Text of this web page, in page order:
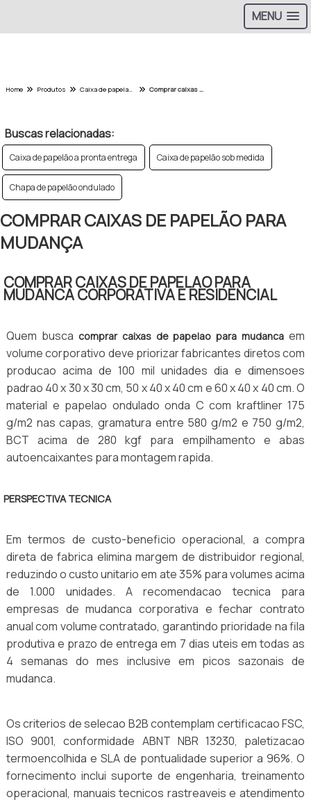
MENU
Home Produtos Caixa de papelao - Categoria Comprar caixas de papelão para mudança
Buscas relacionadas:
Caixa de papelão a pronta entrega Caixa de papelão sob medida
Chapa de papelão ondulado
COMPRAR CAIXAS DE PAPELÃO PARA
MUDANÇA
COMPRAR CAIXAS DE PAPELAO PARA
MUDANCA CORPORATIVA E RESIDENCIAL
Quem busca comprar caixas de papelao para mudanca em
volume corporativo deve priorizar fabricantes diretos com
producao acima de 100 mil unidades dia e dimensoes
padrao 40 x 30 x 30 cm, 50 x 40 x 40 cm e 60 x 40 x 40 cm. O
material e papelao ondulado onda C com kraftliner 175
g/m2 nas capas, gramatura entre 580 g/m2 e 750 g/m2,
BCT acima de 280 kgf para empilhamento e abas
autoencaixantes para montagem rapida.
PERSPECTIVA TECNICA
Em termos de custo-beneficio operacional, a compra
direta de fabrica elimina margem de distribuidor regional,
reduzindo o custo unitario em ate 35% para volumes acima
de 1.000 unidades. A recomendacao tecnica para
empresas de mudanca corporativa e fechar contrato
anual com volume contratado, garantindo prioridade na fila
produtiva e prazo de entrega em 7 dias uteis em todas as
4 semanas do mes inclusive em picos sazonais de
mudanca.
Os criterios de selecao B2B contemplam certificacao FSC,
ISO 9001, conformidade ABNT NBR 13230, paletizacao
termoencolhida e SLA de pontualidade superior a 96%. O
fornecimento inclui suporte de engenharia, treinamento
operacional, manuais tecnicos rastreaveis e atendimento